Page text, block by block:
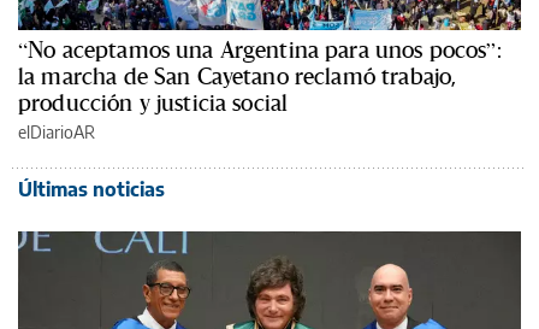
“No aceptamos una Argentina para unos pocos”:
la marcha de San Cayetano reclamó trabajo,
producción y justicia social
elDiarioAR
Últimas noticias